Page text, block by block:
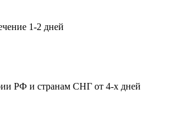
1-2 дней
РФ и странам СНГ от 4-х дней